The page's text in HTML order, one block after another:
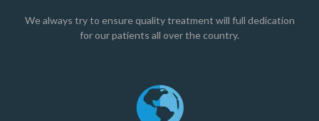
We always try to ensure quality treatment will full dedication
for our patients all over the country.